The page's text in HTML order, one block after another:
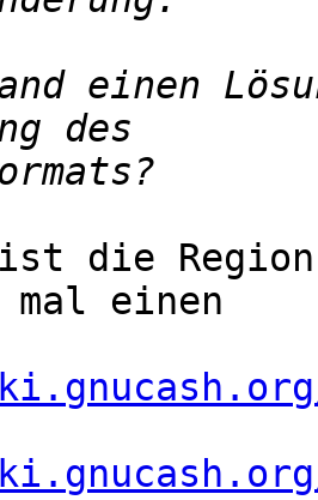
einen
ist die
einen